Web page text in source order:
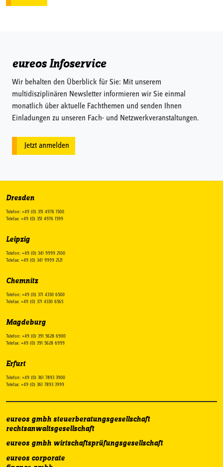
eureos Infoservice
Wir behalten den Überblick für Sie: Mit unserem
multidisziplinären Newsletter informieren wir Sie einmal
monatlich über aktuelle Fachthemen und senden Ihnen
Einladungen zu unseren Fach- und Netzwerkveranstaltungen.
Jetzt anmelden
Dresden
Telefon: +49 (0) 351 4976 1500
Telefax: +49 (0) 351 4976 1599
Leipzig
Telefon: +49 (0) 341 9999 2100
Telefax: +49 (0) 341 9999 2121
Chemnitz
Telefon: +49 (0) 371 4330 6500
Telefax: +49 (0) 371 4330 6565
Magdeburg
Telefon: +49 (0) 391 5628 6900
Telefax: +49 (0) 391 5628 6999
Erfurt
Telefon: +49 (0) 361 7893 3900
Telefax: +49 (0) 361 7893 3999
eureos gmbh steuerberatungsgesellschaft
rechtsanwaltsgesellschaft
eureos gmbh wirtschaftsprüfungsgesellschaft
eureos corporate